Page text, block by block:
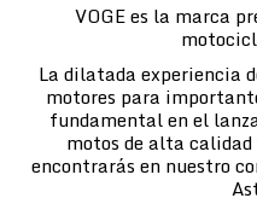
VOGE es la marca
La dilatada experiencia
motores para
fundamental en el
motos de alta
encontrarás en nuestro